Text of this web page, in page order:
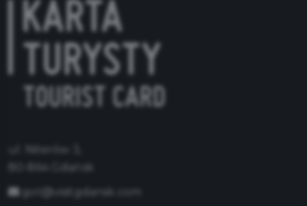
80-864 Gdańsk
got@visitgdansk.com